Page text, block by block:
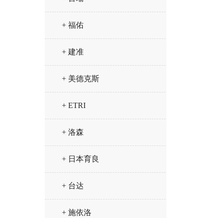
+ 福佑
+ 建准
+ 美德克斯
+ ETRI
+ 洛森
+ 日本育良
+ 台达
+ 施依洛